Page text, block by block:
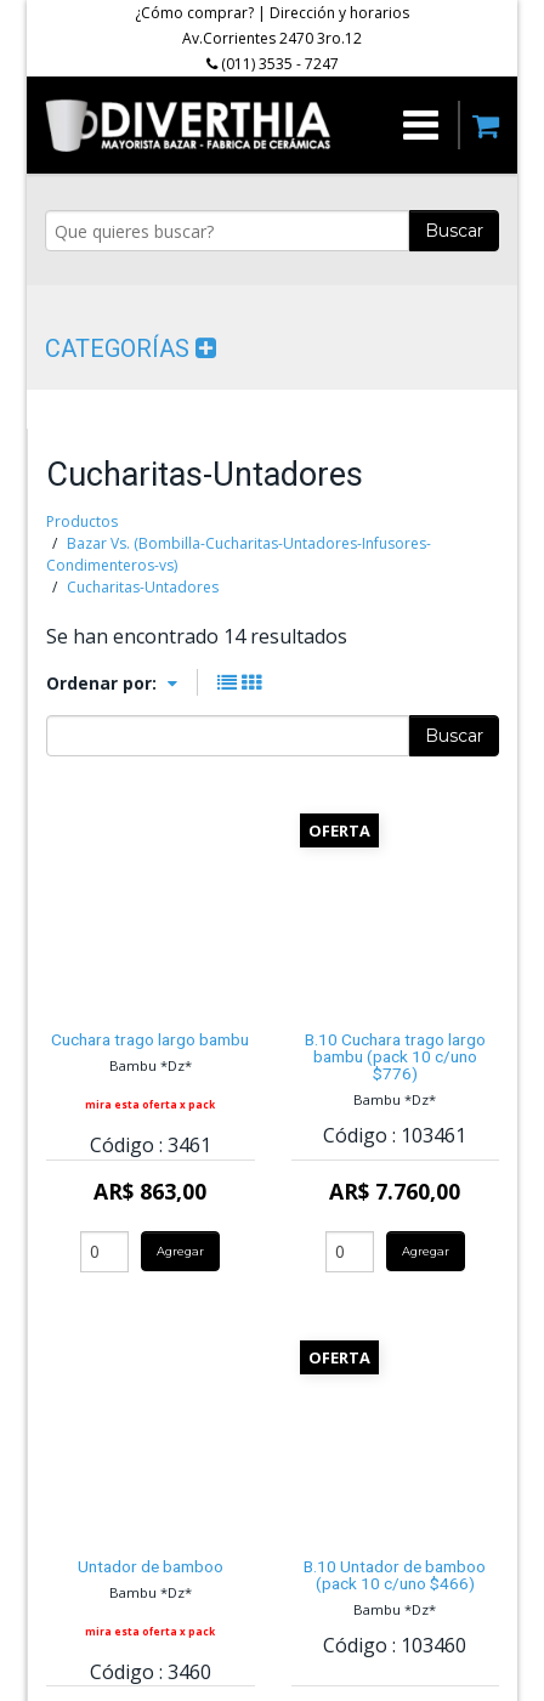
¿Cómo comprar? | Dirección y horarios
Av.Corrientes 2470 3ro.12
(011) 3535 - 7247
Buscar
CATEGORÍAS
Cucharitas-Untadores
Productos
Bazar Vs. (Bombilla-Cucharitas-Untadores-Infusores-
Condimenteros-vs)
Cucharitas-Untadores
Se han encontrado 14 resultados
Ordenar por:
Buscar
Cuchara trago largo bambu
Bambu *Dz*
mira esta oferta x pack
Código : 3461
AR$ 863,00
Agregar
OFERTA
B.10 Cuchara trago largo
bambu (pack 10 c/uno
$776)
Bambu *Dz*
Código : 103461
AR$ 7.760,00
Agregar
Untador de bamboo
Bambu *Dz*
mira esta oferta x pack
Código : 3460
OFERTA
B.10 Untador de bamboo
(pack 10 c/uno $466)
Bambu *Dz*
Código : 103460